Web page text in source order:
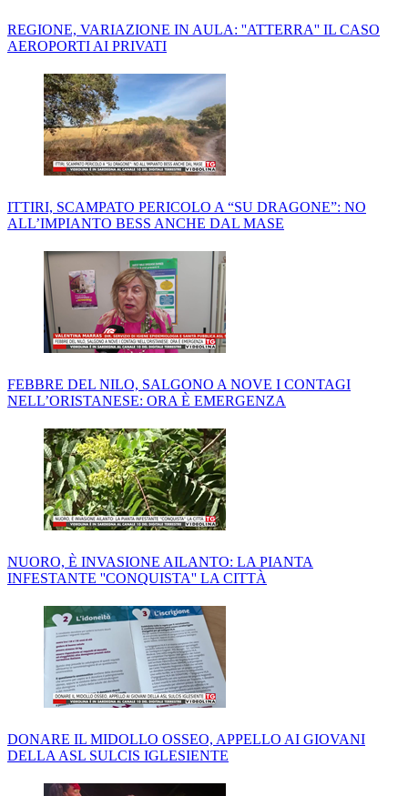
REGIONE, VARIAZIONE IN AULA: ''ATTERRA'' IL CASO
AEROPORTI AI PRIVATI
ITTIRI, SCAMPATO PERICOLO A “SU DRAGONE”: NO
ALL’IMPIANTO BESS ANCHE DAL MASE
FEBBRE DEL NILO, SALGONO A NOVE I CONTAGI
NELL’ORISTANESE: ORA È EMERGENZA
NUORO, È INVASIONE AILANTO: LA PIANTA
INFESTANTE ''CONQUISTA'' LA CITTÀ
DONARE IL MIDOLLO OSSEO, APPELLO AI GIOVANI
DELLA ASL SULCIS IGLESIENTE